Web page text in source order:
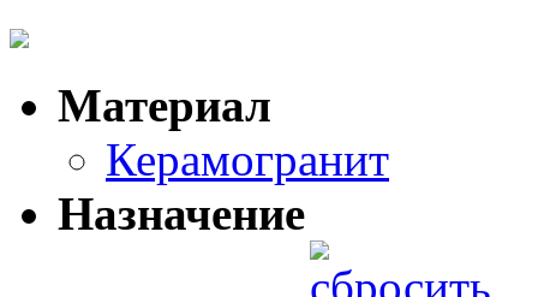
Материал
Керамогранит
Назначение